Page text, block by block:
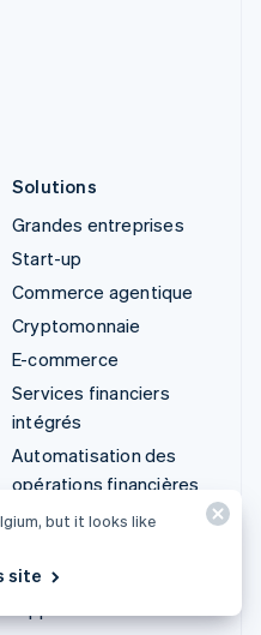
Solutions
Grandes entreprises
Start-up
Commerce agentique
Cryptomonnaie
E-commerce
Services financiers
intégrés
Automatisation des
opérations financières
Entreprises
Paiements dans
but it looks like
site